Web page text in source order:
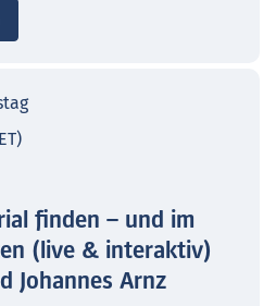
finden – und im
(live & interaktiv)
Johannes Arnz